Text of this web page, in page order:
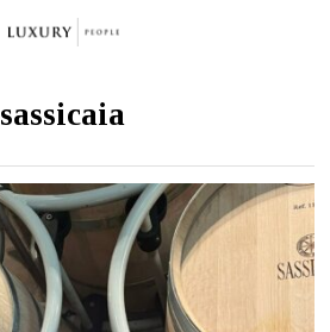
sassicaia